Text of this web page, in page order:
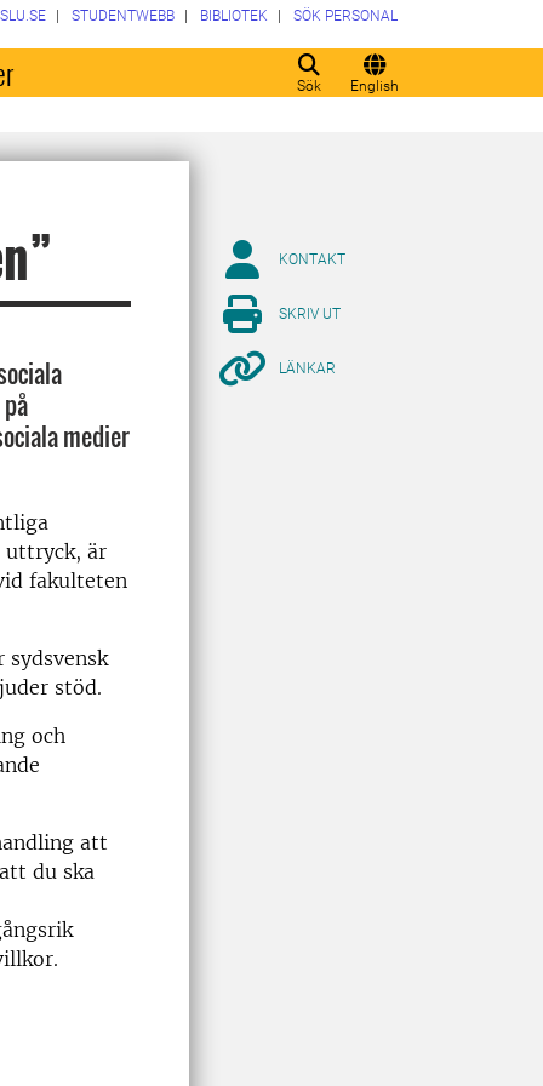
Sök English
SLU.SE STUDENTWEBB BIBLIOTEK SÖK PERSONAL
medier
uttryck, är
fakulteten
stöd.
och
att
du ska
KONTAKT
SKRIV UT
LÄNKAR